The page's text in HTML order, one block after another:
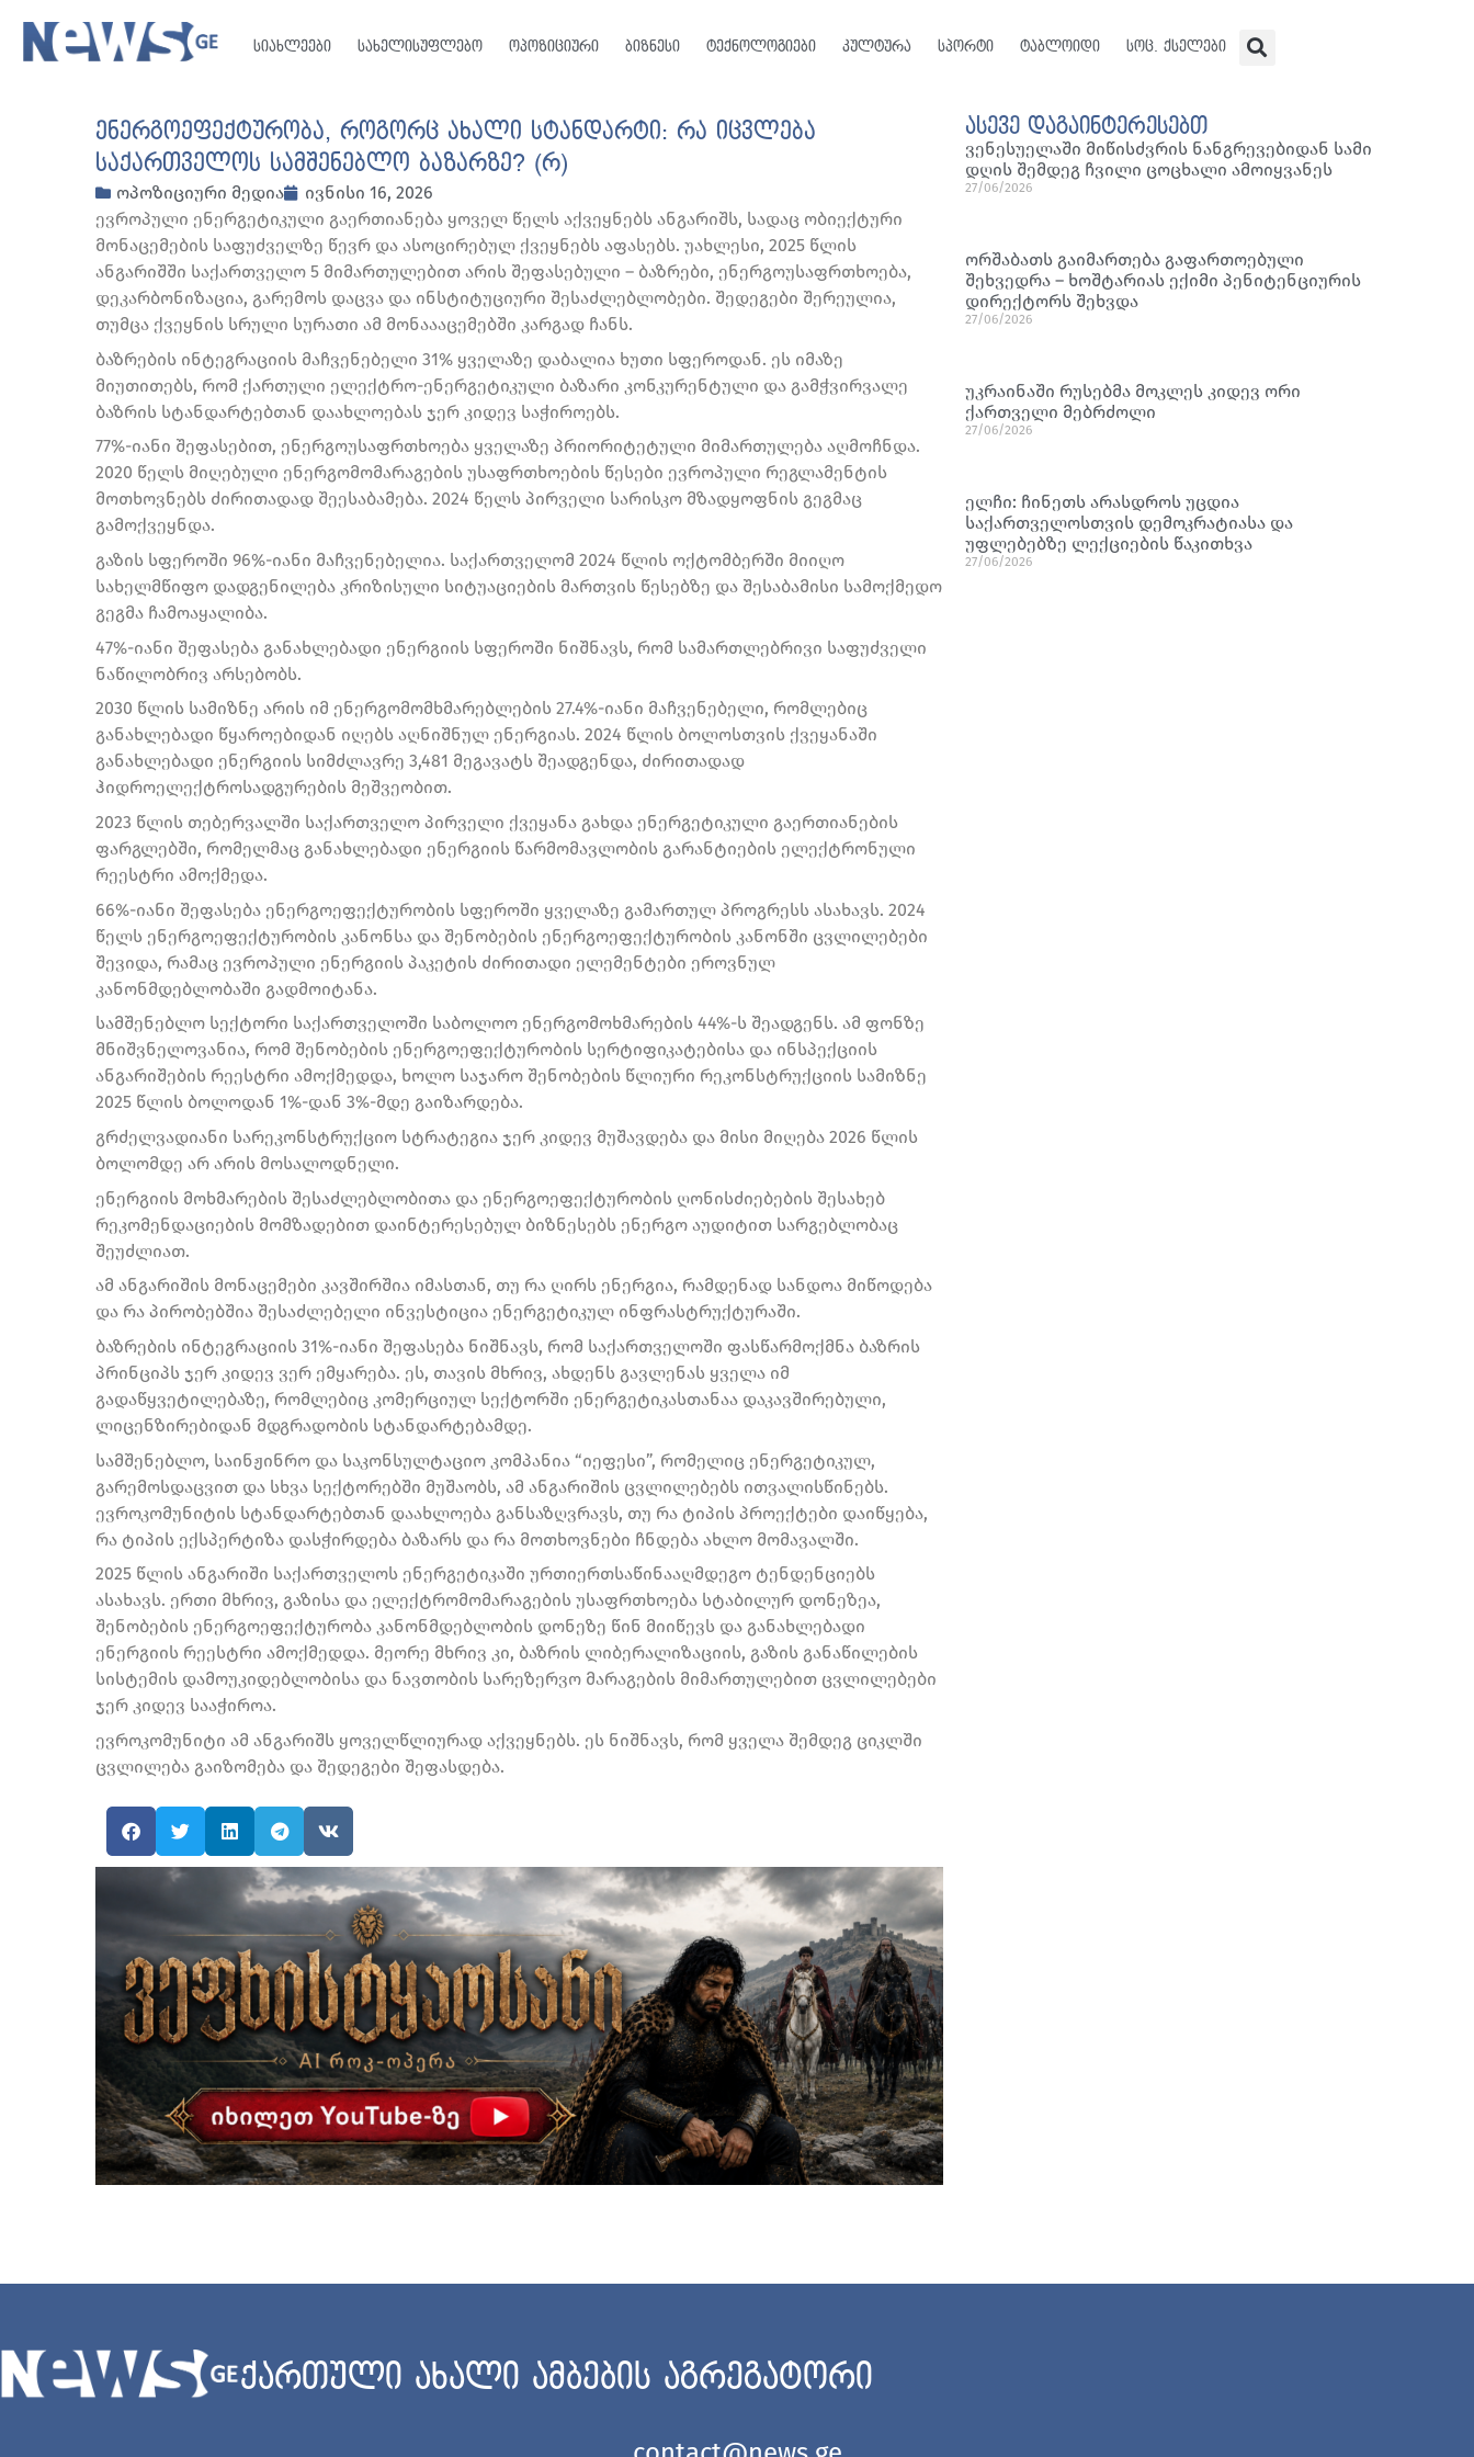
სიახლეები სახელისუფლებო ოპოზიციური ბიზნესი ტექნოლოგიები კულტურა სპორტი ტაბლოიდი სოც. ქსელები
ენერგოეფექტურობა, როგორც ახალი სტანდარტი: რა იცვლება
საქართველოს სამშენებლო ბაზარზე? (რ)
ოპოზიციური მედია
ივნისი 16, 2026
ევროპული ენერგეტიკული გაერთიანება ყოველ წელს აქვეყნებს ანგარიშს, სადაც ობიექტური
მონაცემების საფუძველზე წევრ და ასოცირებულ ქვეყნებს აფასებს. უახლესი, 2025 წლის
ანგარიშში საქართველო 5 მიმართულებით არის შეფასებული – ბაზრები, ენერგოუსაფრთხოება,
დეკარბონიზაცია, გარემოს დაცვა და ინსტიტუციური შესაძლებლობები. შედეგები შერეულია,
თუმცა ქვეყნის სრული სურათი ამ მონაააცემებში კარგად ჩანს.
ბაზრების ინტეგრაციის მაჩვენებელი 31% ყველაზე დაბალია ხუთი სფეროდან. ეს იმაზე
მიუთითებს, რომ ქართული ელექტრო-ენერგეტიკული ბაზარი კონკურენტული და გამჭვირვალე
ბაზრის სტანდარტებთან დაახლოებას ჯერ კიდევ საჭიროებს.
77%-იანი შეფასებით, ენერგოუსაფრთხოება ყველაზე პრიორიტეტული მიმართულება აღმოჩნდა.
2020 წელს მიღებული ენერგომომარაგების უსაფრთხოების წესები ევროპული რეგლამენტის
მოთხოვნებს ძირითადად შეესაბამება. 2024 წელს პირველი სარისკო მზადყოფნის გეგმაც
გამოქვეყნდა.
გაზის სფეროში 96%-იანი მაჩვენებელია. საქართველომ 2024 წლის ოქტომბერში მიიღო
სახელმწიფო დადგენილება კრიზისული სიტუაციების მართვის წესებზე და შესაბამისი სამოქმედო
გეგმა ჩამოაყალიბა.
47%-იანი შეფასება განახლებადი ენერგიის სფეროში ნიშნავს, რომ სამართლებრივი საფუძველი
ნაწილობრივ არსებობს.
2030 წლის სამიზნე არის იმ ენერგომომხმარებლების 27.4%-იანი მაჩვენებელი, რომლებიც
განახლებადი წყაროებიდან იღებს აღნიშნულ ენერგიას. 2024 წლის ბოლოსთვის ქვეყანაში
განახლებადი ენერგიის სიმძლავრე 3,481 მეგავატს შეადგენდა, ძირითადად
ჰიდროელექტროსადგურების მეშვეობით.
2023 წლის თებერვალში საქართველო პირველი ქვეყანა გახდა ენერგეტიკული გაერთიანების
ფარგლებში, რომელმაც განახლებადი ენერგიის წარმომავლობის გარანტიების ელექტრონული
რეესტრი ამოქმედა.
66%-იანი შეფასება ენერგოეფექტურობის სფეროში ყველაზე გამართულ პროგრესს ასახავს. 2024
წელს ენერგოეფექტურობის კანონსა და შენობების ენერგოეფექტურობის კანონში ცვლილებები
შევიდა, რამაც ევროპული ენერგიის პაკეტის ძირითადი ელემენტები ეროვნულ
კანონმდებლობაში გადმოიტანა.
სამშენებლო სექტორი საქართველოში საბოლოო ენერგომოხმარების 44%-ს შეადგენს. ამ ფონზე
მნიშვნელოვანია, რომ შენობების ენერგოეფექტურობის სერტიფიკატებისა და ინსპექციის
ანგარიშების რეესტრი ამოქმედდა, ხოლო საჯარო შენობების წლიური რეკონსტრუქციის სამიზნე
2025 წლის ბოლოდან 1%-დან 3%-მდე გაიზარდება.
გრძელვადიანი სარეკონსტრუქციო სტრატეგია ჯერ კიდევ მუშავდება და მისი მიღება 2026 წლის
ბოლომდე არ არის მოსალოდნელი.
ენერგიის მოხმარების შესაძლებლობითა და ენერგოეფექტურობის ღონისძიებების შესახებ
რეკომენდაციების მომზადებით დაინტერესებულ ბიზნესებს ენერგო აუდიტით სარგებლობაც
შეუძლიათ.
ამ ანგარიშის მონაცემები კავშირშია იმასთან, თუ რა ღირს ენერგია, რამდენად სანდოა მიწოდება
და რა პირობებშია შესაძლებელი ინვესტიცია ენერგეტიკულ ინფრასტრუქტურაში.
ბაზრების ინტეგრაციის 31%-იანი შეფასება ნიშნავს, რომ საქართველოში ფასწარმოქმნა ბაზრის
პრინციპს ჯერ კიდევ ვერ ემყარება. ეს, თავის მხრივ, ახდენს გავლენას ყველა იმ
გადაწყვეტილებაზე, რომლებიც კომერციულ სექტორში ენერგეტიკასთანაა დაკავშირებული,
ლიცენზირებიდან მდგრადობის სტანდარტებამდე.
სამშენებლო, საინჟინრო და საკონსულტაციო კომპანია “იეფესი”, რომელიც ენერგეტიკულ,
გარემოსდაცვით და სხვა სექტორებში მუშაობს, ამ ანგარიშის ცვლილებებს ითვალისწინებს.
ევროკომუნიტის სტანდარტებთან დაახლოება განსაზღვრავს, თუ რა ტიპის პროექტები დაიწყება,
რა ტიპის ექსპერტიზა დასჭირდება ბაზარს და რა მოთხოვნები ჩნდება ახლო მომავალში.
2025 წლის ანგარიში საქართველოს ენერგეტიკაში ურთიერთსაწინააღმდეგო ტენდენციებს
ასახავს. ერთი მხრივ, გაზისა და ელექტრომომარაგების უსაფრთხოება სტაბილურ დონეზეა,
შენობების ენერგოეფექტურობა კანონმდებლობის დონეზე წინ მიიწევს და განახლებადი
ენერგიის რეესტრი ამოქმედდა. მეორე მხრივ კი, ბაზრის ლიბერალიზაციის, გაზის განაწილების
სისტემის დამოუკიდებლობისა და ნავთობის სარეზერვო მარაგების მიმართულებით ცვლილებები
ჯერ კიდევ სააჭიროა.
ევროკომუნიტი ამ ანგარიშს ყოველწლიურად აქვეყნებს. ეს ნიშნავს, რომ ყველა შემდეგ ციკლში
ცვლილება გაიზომება და შედეგები შეფასდება.
ასევე დაგაინტერესებთ
ვენესუელაში მიწისძვრის ნანგრევებიდან სამი
დღის შემდეგ ჩვილი ცოცხალი ამოიყვანეს
27/06/2026
ორშაბათს გაიმართება გაფართოებული
შეხვედრა – ხოშტარიას ექიმი პენიტენციურის
დირექტორს შეხვდა
27/06/2026
უკრაინაში რუსებმა მოკლეს კიდევ ორი
ქართველი მებრძოლი
27/06/2026
ელჩი: ჩინეთს არასდროს უცდია
საქართველოსთვის დემოკრატიასა და
უფლებებზე ლექციების წაკითხვა
27/06/2026
ქართული ახალი ამბების აგრეგატორი